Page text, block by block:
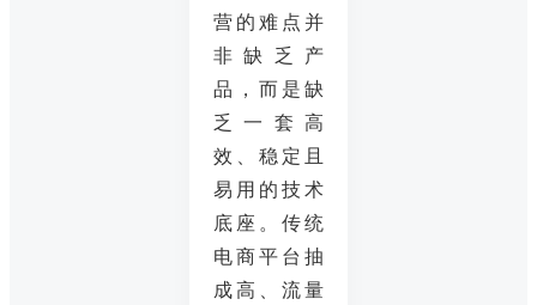
营的难点并
非缺乏产
品，而是缺
乏一套高
效、稳定且
易用的技术
底座。传统
电商平台抽
成高、流量